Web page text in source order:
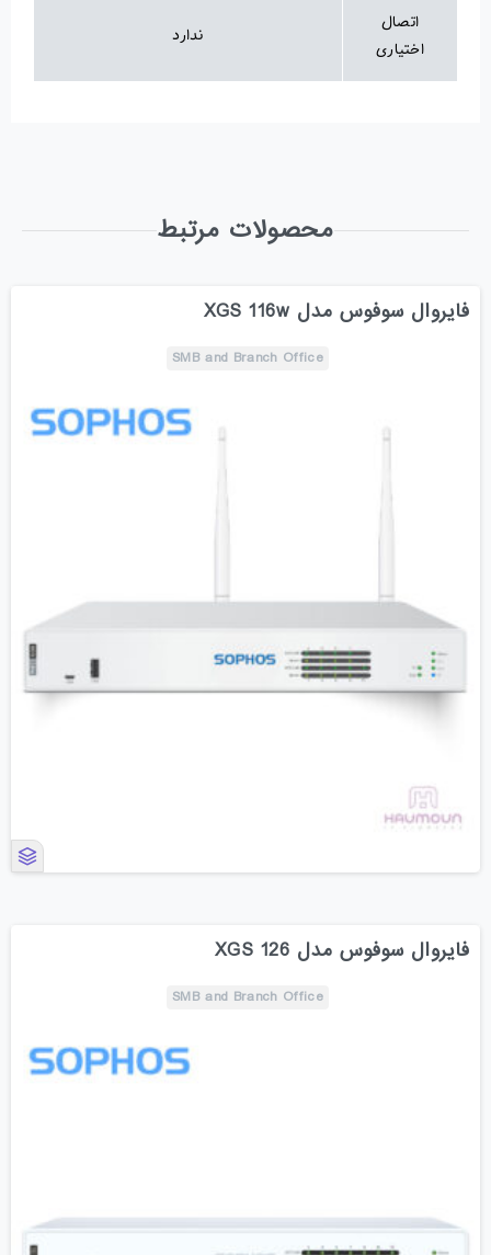
اتصال
اختیاری
ندارد
محصولات مرتبط
فایروال سوفوس مدل XGS 116w
SMB and Branch Office
فایروال سوفوس مدل XGS 126
SMB and Branch Office